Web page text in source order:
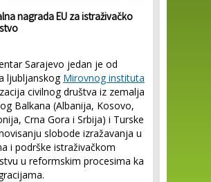
nagrada EU za istraživačko
Sarajevo jedan je od
ljubljanskog Mirovnog instituta
civilnog društva iz zemalja
Balkana (Albanija, Kosovo,
Crna Gora i Srbija) i Turske
slobode izražavanja u
i podrške istraživačkom
u reformskim procesima ka